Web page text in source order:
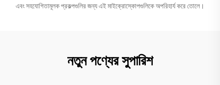
এবং সহযোগিতামূলক প্রকল্পগুলির জন্য এই মাইক্রোস্কোপগুলিকে অপরিহার্য করে তোলে।
নতুন পণ্যের সুপারিশ